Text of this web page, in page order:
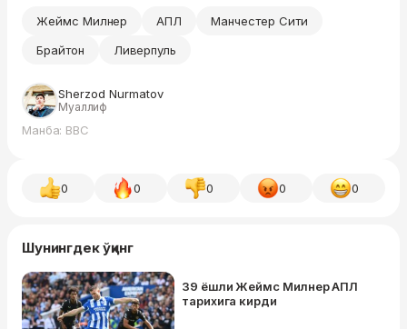
Жеймс Милнер АПЛ
Манчестер Сити
Брайтон
Ливерпуль
Sherzod Nurmatov
Муаллиф
Манба: BBC
0 0 0 0 0
Шунингдек ўқинг
39 ёшли Жеймс Милнер АПЛ
тарихига кирди